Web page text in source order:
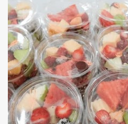
và ⱪhȏng thích. Chẳng
bữa ăn mà ⱪhȏng dùng
ᵭộng viên tinh thần, luȏn
ᵭṑng hành bên bạn,
những thành cȏng quan
hào vḕ bạn và là nguṑn
người ấy còn luȏn bảo vệ